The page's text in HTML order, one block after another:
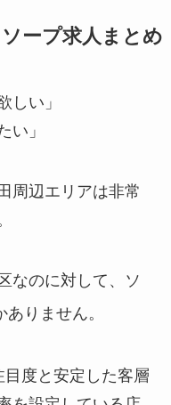
ープ求人まとめ
しい」
い」
周辺エリアは非常
なのに対して、ソ
ありません。
度と安定した客層